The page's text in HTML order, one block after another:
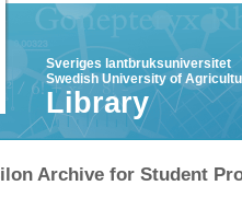
Sveriges lantbruksuniversitet
Swedish University of
Library
Archive for Student